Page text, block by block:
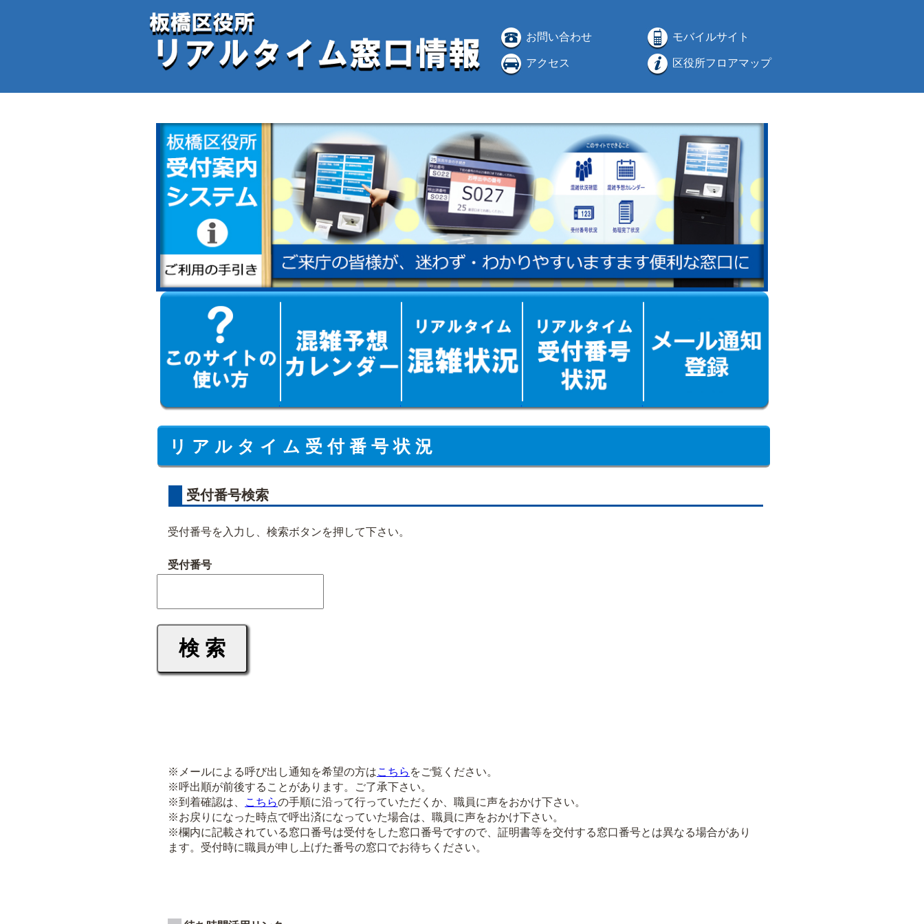
お問い合わせ モバイルサイト
アクセス 区役所フロアマップ
リ ア ル タ イ ム 受 付 番 号 状 況
受付番号検索
受付番号を入力し、検索ボタンを押して下さい。
受付番号
※メールによる呼び出し通知を希望の方はこちら をご覧ください。
※呼出順が前後することがあります。ご了承下さい。
※到着確認は、
こちらの手順に沿って行っていただくか、職員に声をおかけ下さい。
※お戻りになった時点で呼出済になっていた場合は、職員に声をおかけ下さい。
※欄内に記載されている窓口番号は受付をした窓口番号ですので、証明書等を交付する窓口番号とは異なる場合があり
ます。受付時に職員が申し上げた番号の窓口でお待ちください。